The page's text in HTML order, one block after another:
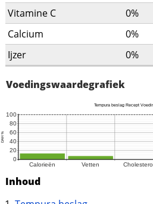
Vitamine C
0%
Calcium
0%
Ijzer
0%
Voedingswaardegrafiek
Inhoud